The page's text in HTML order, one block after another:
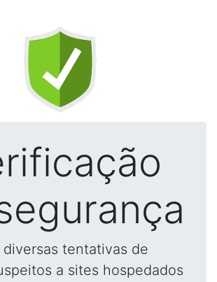
diversas tentativas de
a sites hospedados